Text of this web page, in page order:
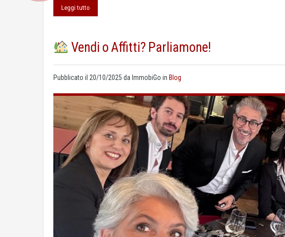
Leggi tutto
Vendi o Affitti? Parliamone!
Pubblicato il 20/10/2025 da ImmobiGo in Blog